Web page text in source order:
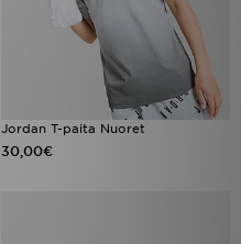
Jordan T-paita Nuoret
30,00€